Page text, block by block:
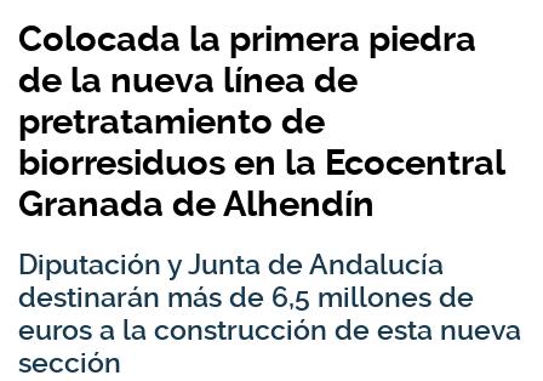
Colocada la primera piedra
de la nueva línea de
pretratamiento de
biorresiduos en la Ecocentral
Granada de Alhendín
Diputación y Junta de Andalucía
destinarán más de 6,5 millones de
euros a la construcción de esta nueva
sección